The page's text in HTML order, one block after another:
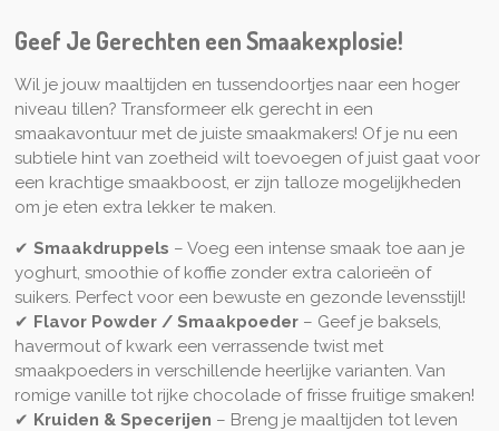
Geef Je Gerechten een Smaakexplosie!
Wil je jouw maaltijden en tussendoortjes naar een hoger
niveau tillen? Transformeer elk gerecht in een
smaakavontuur met de juiste smaakmakers! Of je nu een
subtiele hint van zoetheid wilt toevoegen of juist gaat voor
een krachtige smaakboost, er zijn talloze mogelijkheden
om je eten extra lekker te maken.
✔ Smaakdruppels – Voeg een intense smaak toe aan je
yoghurt, smoothie of koffie zonder extra calorieën of
suikers. Perfect voor een bewuste en gezonde levensstijl!
✔ Flavor Powder / Smaakpoeder– Geef je baksels,
havermout of kwark een verrassende twist met
smaakpoeders in verschillende heerlijke varianten. Van
romige vanille tot rijke chocolade of frisse fruitige smaken!
✔ Kruiden & Specerijen – Breng je maaltijden tot leven